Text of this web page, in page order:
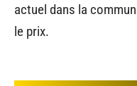
actuel dans la
le prix.